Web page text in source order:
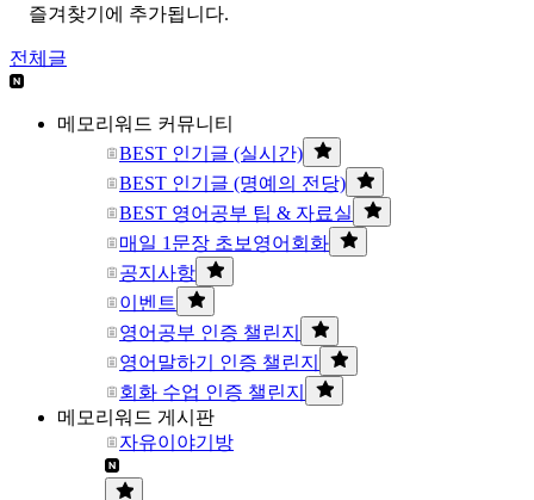
즐겨찾기에 추가됩니다.
전체글
메모리워드 커뮤니티
BEST 인기글 (실시간)
BEST 인기글 (명예의 전당)
BEST 영어공부 팁 & 자료실
매일 1문장 초보영어회화
공지사항
이벤트
영어공부 인증 챌린지
영어말하기 인증 챌린지
회화 수업 인증 챌린지
메모리워드 게시판
자유이야기방